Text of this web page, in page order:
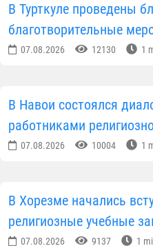
В Турткуле проведены
благотворительные
07.08.2026 12130 1
В Навои состоялся
работниками
07.08.2026 10004 1
В Хорезме начались
религиозные учебные
07.08.2026 9137 1